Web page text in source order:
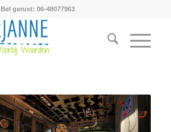
Bel gerust: 06-48077963